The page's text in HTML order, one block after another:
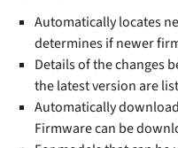
Automatically locates
determines if newer
Details of the changes
the latest version are
Automatically
Firmware can be